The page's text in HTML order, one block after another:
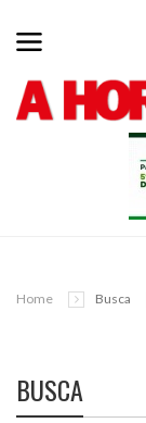
Home Busca
BUSCA